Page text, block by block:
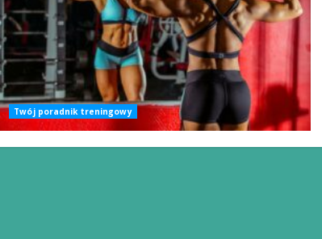
Twój poradnik treningowy